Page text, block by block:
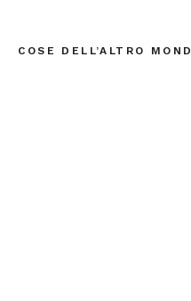
COSE DELL’ALTRO